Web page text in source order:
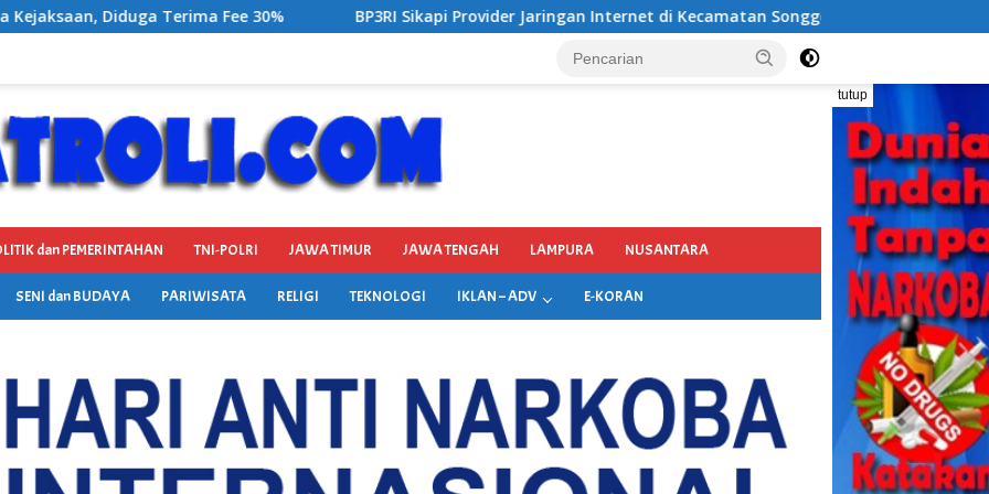
BP3RI Sikapi Provider Jaringan Internet di Kecamatan Songgon Kabupaten Banyuwangi
tutup
dan PEMERINTAHAN TNI-POLRI JAWA TIMUR JAWA TENGAH LAMPURA NUSANTARA
SENI dan BUDAYA PARIWISATA RELIGI TEKNOLOGI IKLAN – ADV E-KORAN